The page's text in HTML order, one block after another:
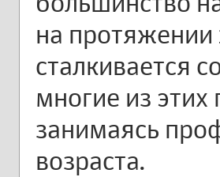
на протяжении
сталкивается
многие из
занимаясь
возраста.